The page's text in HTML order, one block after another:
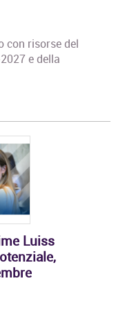
con risorse del
e della
Luiss